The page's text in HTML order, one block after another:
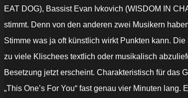
EAT DOG), Bassist Evan Ivkovich (WISDOM IN
stimmt. Denn von den anderen zwei Musikern
Stimme was ja oft künstlich wirkt Punkten kann.
zu viele Klischees textlich oder musikalisch
Besetzung jetzt erscheint. Charakteristisch für das
„This One’s For You“ fast genau vier Minuten